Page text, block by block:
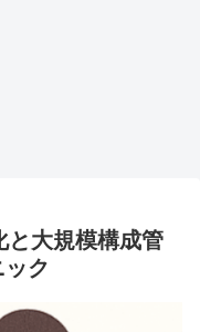
大規模構成管
ク